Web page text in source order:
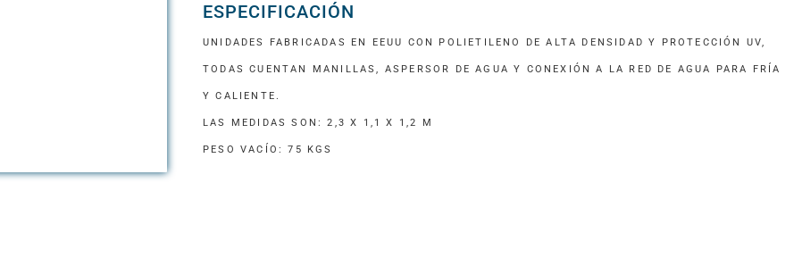
ESPECIFICACIÓN
UNIDADES FABRICADAS EN EEUU CON POLIETILENO DE ALTA DENSIDAD Y PROTECCIÓN UV,
TODAS CUENTAN MANILLAS, ASPERSOR DE AGUA Y CONEXIÓN A LA RED DE AGUA PARA FRÍA
Y CALIENTE.
LAS MEDIDAS SON: 2,3 X 1,1 X 1,2 M
PESO VACÍO: 75 KGS